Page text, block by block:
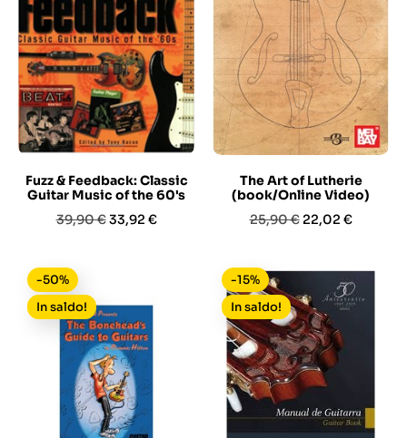
Fuzz & Feedback: Classic
Guitar Music of the 60's
Prezzo
39,90 €Prezzo
33,92 €
The Art of Lutherie
(book/Online Video)
Prezzo
25,90 € Prezzo
22,02 €
-50%
In saldo!
-15%
In saldo!